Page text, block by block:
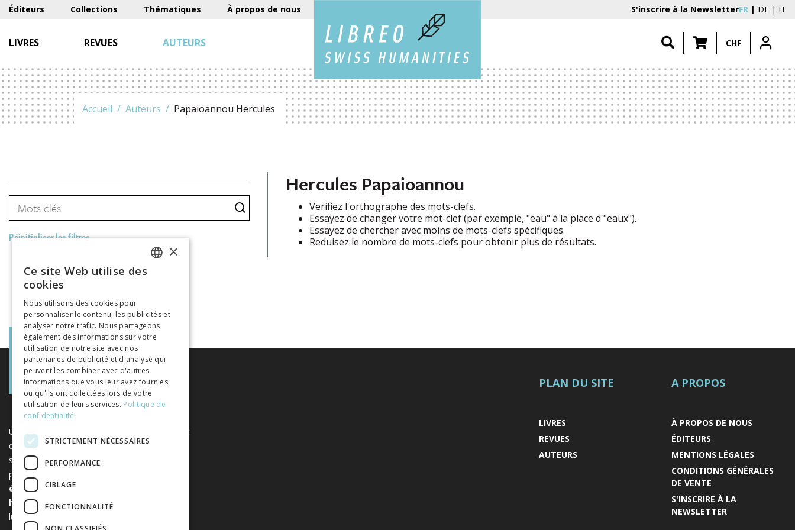
Éditeurs Collections Thématiques À propos de nous S'inscrire à la NewsletterFR DE IT
LIVRES REVUES AUTEURS CHF
Accueil Auteurs Papaioannou Hercules
Réinitialiser les filtres
Hercules Papaioannou
Verifiez l'orthographe des mots-clefs.
Essayez de changer votre mot-clef (par exemple, "eau" à la place d'"eaux").
Essayez de chercher avec moins de mots-clefs spécifiques.
Reduisez le nombre de mots-clefs pour obtenir plus de résultats.
Une plateforme unique regroupant des livres et
des revues publiés par les éditeurs suisses de
sciences humaines et sociales. Libreo.ch est la
propriété de l'
éditeurs de sciences sociales et
humaines. Elle est sans but
lucratif.
PLAN DU SITE
LIVRES
REVUES
AUTEURS
A PROPOS
À PROPOS DE NOUS
ÉDITEURS
MENTIONS LÉGALES
CONDITIONS GÉNÉRALES
DE VENTE
S'INSCRIRE À LA
NEWSLETTER
ITALIAN
×
Ce site Web utilise des
cookies
Nous utilisons des cookies pour
personnaliser le contenu, les publicités et
analyser notre trafic. Nous partageons
également des informations sur votre
utilisation de notre site avec nos
partenaires de publicité et d'analyse qui
peuvent les combiner avec d'autres
informations que vous leur avez fournies
ou qu'ils ont collectées lors de votre
utilisation de leurs services. Politique de
confidentialité
STRICTEMENT NÉCESSAIRES
PERFORMANCE
CIBLAGE
FONCTIONNALITÉ